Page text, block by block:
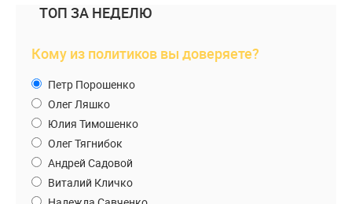
ТОП ЗА НЕДЕЛЮ
Кому из политиков вы доверяете?
Петр Порошенко
Олег Ляшко
Юлия Тимошенко
Олег Тягнибок
Андрей Садовой
Виталий Кличко